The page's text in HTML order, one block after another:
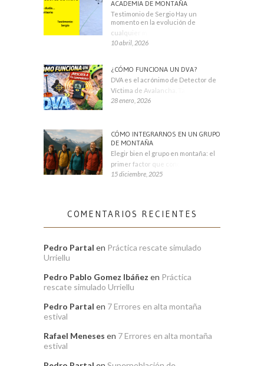
ACADEMIA DE MONTAÑA
Testimonio de Sergio Hay un
momento en la evolución de
cualquier montañero
10 abril, 2026
¿CÓMO FUNCIONA UN DVA?
DVA es el acrónimo de Detector de
Víctima de Avalancha. También se
28 enero, 2026
CÓMO INTEGRARNOS EN UN GRUPO
DE MONTAÑA
Elegir bien el grupo en montaña: el
primer factor que condiciona tu
15 diciembre, 2025
COMENTARIOS RECIENTES
Pedro Partal en Práctica rescate simulado
Urriellu
Pedro Pablo Gomez Ibáñez en Práctica
rescate simulado Urriellu
Pedro Partal en 7 Errores en alta montaña
estival
Rafael Meneses en 7 Errores en alta montaña
estival